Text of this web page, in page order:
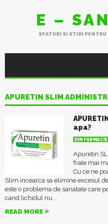
E –
SFATURI SI STIRI PENTRU
APURETIN SLIM
apa?
DIN FARMACIE
Apuretin
frate mai
Cu ce ne
Slim incearca sa elimine excesul
este o problema de sanatate care
cand lichidul nu...
READ MORE